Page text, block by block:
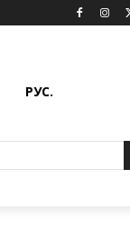
РУС.